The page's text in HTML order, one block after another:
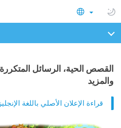
القصص الحية، الرسائل
والمزيد
قراءة الإعلان الأصلي باللغة